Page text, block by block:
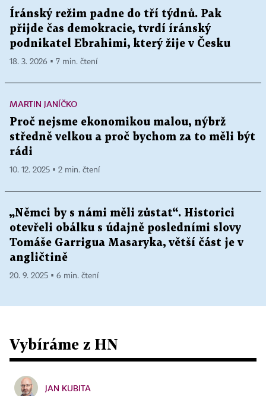
Íránský režim padne do tří týdnů. Pak
přijde čas demokracie, tvrdí íránský
podnikatel Ebrahimi, který žije v Česku
18. 3. 2026 ▪ 7 min. čtení
MARTIN JANÍČKO
Proč nejsme ekonomikou malou, nýbrž
středně velkou a proč bychom za to měli být
rádi
10. 12. 2025 ▪ 2 min. čtení
„Němci by s námi měli zůstat“. Historici
otevřeli obálku s údajně posledními slovy
Tomáše Garrigua Masaryka, větší část je v
angličtině
20. 9. 2025 ▪ 6 min. čtení
Vybíráme z HN
JAN KUBITA